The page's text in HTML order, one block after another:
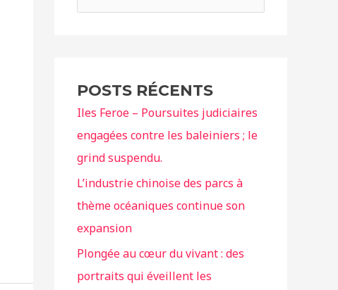
r
c
h
e
r
:
POSTS RÉCENTS
Iles Feroe – Poursuites judiciaires
engagées contre les baleiniers ; le
grind suspendu.
L’industrie chinoise des parcs à
thème océaniques continue son
expansion
Plongée au cœur du vivant : des
portraits qui éveillent les